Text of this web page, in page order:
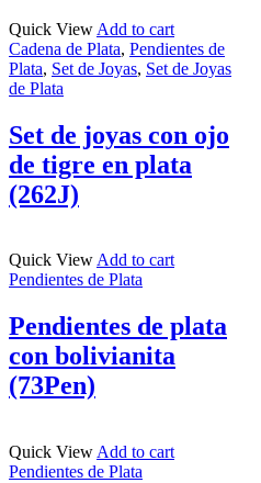
Quick View Add to cart
Cadena de Plata, Pendientes de
Plata, Set de Joyas, Set de Joyas
de Plata
Set de joyas con ojo
de tigre en plata
(262J)
Quick ViewAdd to cart
Pendientes de Plata
Pendientes de plata
con bolivianita
(73Pen)
Quick View Add to cart
Pendientes de Plata